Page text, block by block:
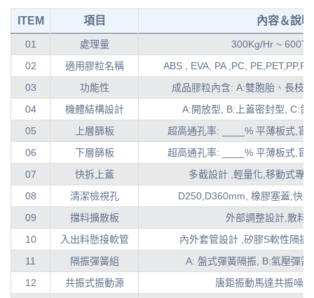
ITEM 項目 內容＆說明
01 處理量
300Kg/Hr ~
02
適用膠粒名稱
ABS , EVA, PA ,PC,
03
功能性
成品膠粒內含: A:雙胞胎、長枝
04
機體結構設計
A:開放型, B:上蓋密封型, C:氮
05
上層篩板
超高通孔率: ____% 平薄板式,盲
06
下層篩板
超高通孔率: ____% 平薄板式,盲
07
快拆上蓋
多截設計 ,輕量化,移動式專
08
清潔檢視孔
D250,D360mm, 橡膠塞蓋;快
09
擋料擴散板
外部調整設計,散料
10
入出料懸接軟管
內外套管設計 ,矽膠S軟性隔振
11
隔振彈簧組
A: 盤式彈簧隔振, B:氣壓彈簧
12
共振式振動源
唐鉅振動馬達共振噪